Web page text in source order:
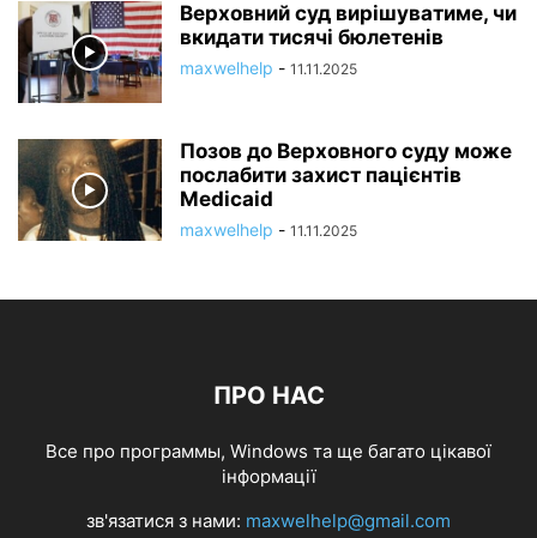
Верховний суд вирішуватиме, чи
вкидати тисячі бюлетенів
maxwelhelp - 11.11.2025
Позов до Верховного суду може
послабити захист пацієнтів
Medicaid
maxwelhelp - 11.11.2025
ПРО НАС
Все про программы, Windows та ще багато цікавої
інформації
зв'язатися з нами: maxwelhelp@gmail.com